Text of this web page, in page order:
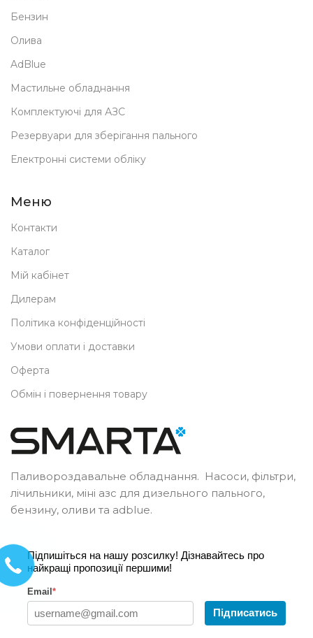
Бензин
Олива
AdBlue
Мастильне обладнання
Комплектуючі для АЗС
Резервуари для зберігання пального
Електронні системи обліку
Меню
Контакти
Каталог
Мій кабінет
Дилерам
Політика конфіденційності
Умови оплати і доставки
Оферта
Обмін і повернення товару
Паливороздавальне обладнання. Насоси, фільтри,
лічильники, міні азс для дизельного пального,
бензину, оливи та adblue.
Підпишіться на нашу розсилку! Дізнавайтесь про
найкращі пропозиції першими!
Email *
Підписатись